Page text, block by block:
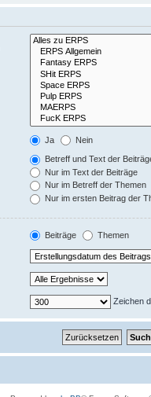
Ja Nein
Betreff und Text der
Nur im Text der Beiträge
Nur im Betreff der Themen
Nur im ersten Beitrag der
Beiträge Themen
Zeichen